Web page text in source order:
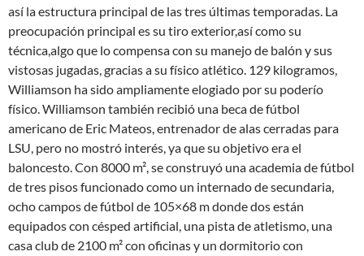
así la estructura principal de las tres últimas temporadas. La
preocupación principal es su tiro exterior,así como su
técnica,algo que lo compensa con su manejo de balón y sus
vistosas jugadas, gracias a su físico atlético. 129 kilogramos,
Williamson ha sido ampliamente elogiado por su poderío
físico. Williamson también recibió una beca de fútbol
americano de Eric Mateos, entrenador de alas cerradas para
LSU, pero no mostró interés, ya que su objetivo era el
baloncesto. Con 8000 m², se construyó una academia de fútbol
de tres pisos funcionado como un internado de secundaria,
ocho campos de fútbol de 105×68 m donde dos están
equipados con césped artificial, una pista de atletismo, una
casa club de 2100 m² con oficinas y un dormitorio con